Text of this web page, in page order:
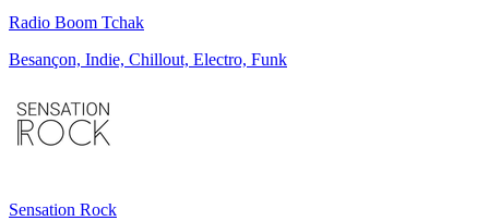
Radio Boom Tchak
Besançon, Indie, Chillout, Electro, Funk
Sensation Rock